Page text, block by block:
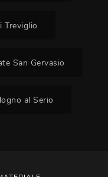
Treviglio
San Gervasio
al Serio